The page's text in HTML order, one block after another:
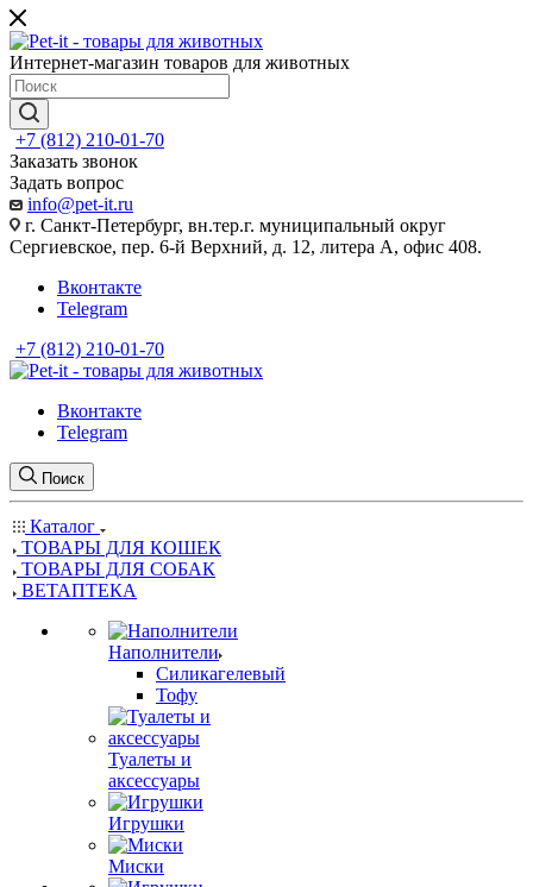
Интернет-магазин товаров для животных
+7 (812) 210-01-70
Заказать звонок
Задать вопрос
info@pet-it.ru
г. Санкт-Петербург, вн.тер.г. муниципальный округ
Сергиевское, пер. 6-й Верхний, д. 12, литера А, офис 408.
Вконтакте
Telegram
+7 (812) 210-01-70
Вконтакте
Telegram
Поиск
Каталог
ТОВАРЫ ДЛЯ КОШЕК
ТОВАРЫ ДЛЯ СОБАК
ВЕТАПТЕКА
Наполнители
Силикагелевый
Тофу
Туалеты и
аксессуары
Игрушки
Миски